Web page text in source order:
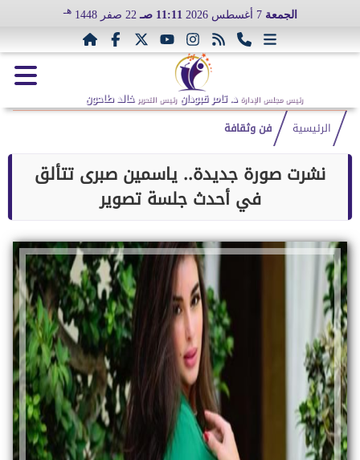
الجمعة 7 أغسطس 2026 11:11 صـ 22 صفر 1448 هـ
رئيس مجلس الإدارة د. تامر قبودان رئيس التحرير خالد طاحون
الرئيسية فن وثقافة
نشرت صورة جديدة.. ياسمين صبرى تتألق
في أحدث جلسة تصوير